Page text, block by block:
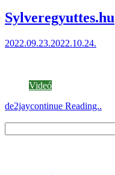
Sylveregyuttes.hu
2022.09.23.2022.10.24.
Videó
de2jaycontinue Reading..